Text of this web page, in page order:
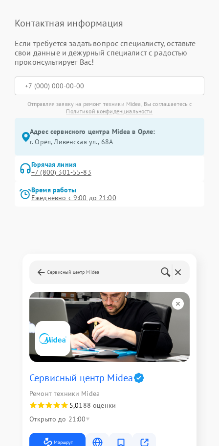
Контактная информация
Если требуется задать вопрос специалисту, оставьте
свои данные и дежурный специалист с радостью
проконсультирует Вас!
Отправляя заявку на ремонт техники Midea, Вы соглашаетесь с
Политикой конфиденциальности
Адрес сервисного центра Midea в Орле:
г. Орёл, Ливенская ул., 68А
Горячая линия
+7 (800) 301-55-83
Время работы
Ежедневно с 9:00 до 21:00
Сервисный центр Midea
Сервисный центр Midea
Ремонт техники Midea
5,0188 оценки
Открыто до 21:00
Маршрут